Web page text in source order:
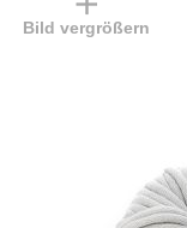
Bild vergrößern